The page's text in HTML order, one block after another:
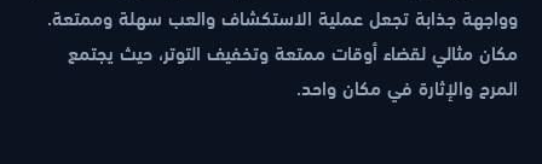
وواجهة جذابة تجعل عملية الاستكشاف والعب سهلة وممتعة.
مكان مثالي لقضاء أوقات ممتعة وتخفيف التوتر، حيث يجتمع
المرح والإثارة في مكان واحد.